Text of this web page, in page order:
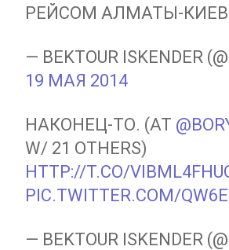
РЕЙСОМ АЛМАТЫ-
— BEKTOUR ISKENDER
19 МАЯ 2014
НАКОНЕЦ-ТО. (AT
W/ 21 OTHERS)
HTTP://T.CO/
PIC.TWITTER.COM/
— BEKTOUR ISKENDER